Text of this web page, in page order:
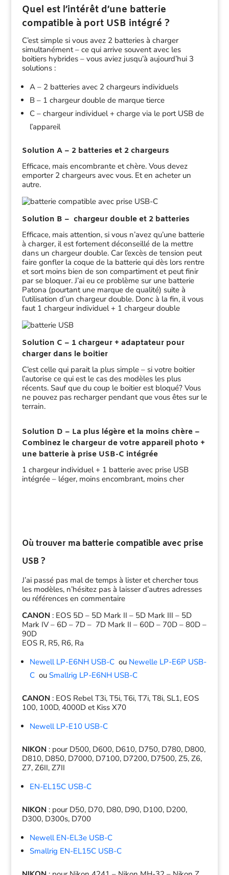
Quel est l’intérêt d’une batterie
compatible à port USB intégré ?
C’est simple si vous avez 2 batteries à charger
simultanément – ce qui arrive souvent avec les
boitiers hybrides – vous aviez jusqu’à aujourd’hui 3
solutions :
A – 2 batteries avec 2 chargeurs individuels
B – 1 chargeur double de marque tierce
C – chargeur individuel + charge via le port USB de
l’appareil
Solution A – 2 batteries et 2 chargeurs
Efficace, mais encombrante et chère. Vous devez
emporter 2 chargeurs avec vous. Et en acheter un
autre.
Solution B – chargeur double et 2 batteries
Efficace, mais attention, si vous n’avez qu’une batterie
à charger, il est fortement déconseillé de la mettre
dans un chargeur double. Car l’excès de tension peut
faire gonfler la coque de la batterie qui dès lors rentre
et sort moins bien de son compartiment et peut finir
par se bloquer. J’ai eu ce problème sur une batterie
Patona (pourtant une marque de qualité) suite à
l’utilisation d’un chargeur double. Donc à la fin, il vous
faut 1 chargeur individuel + 1 chargeur double
Solution C – 1 chargeur + adaptateur pour
charger dans le boitier
C’est celle qui parait la plus simple – si votre boitier
l’autorise ce qui est le cas des modèles les plus
récents. Sauf que du coup le boitier est bloqué? Vous
ne pouvez pas recharger pendant que vous êtes sur le
terrain.
Solution D – La plus légère et la moins chère –
Combinez le chargeur de votre appareil photo +
une batterie à prise USB-C intégrée
1 chargeur individuel + 1 batterie avec prise USB
intégrée – léger, moins encombrant, moins cher
Où trouver ma batterie compatible avec prise
USB ?
J’ai passé pas mal de temps à lister et chercher tous
les modèles, n’hésitez pas à laisser d’autres adresses
ou références en commentaire
CANON : EOS 5D – 5D Mark II – 5D Mark III – 5D
Mark IV – 6D – 7D – 7D Mark II – 60D – 70D – 80D –
90D
EOS R, R5, R6, Ra
Newell LP-E6NH USB-Cou Newelle LP-E6P USB-
Cou Smallrig LP-E6NH USB-C
CANON : EOS Rebel T3i, T5i, T6i, T7i, T8i, SL1, EOS
100, 100D, 4000D et Kiss X70
Newell LP-E10 USB-C
NIKON : pour D500, D600, D610, D750, D780, D800,
D810, D850, D7000, D7100, D7200, D7500, Z5, Z6,
Z7, Z6II, Z7II
EN-EL15C USB-C
NIKON : pour D50, D70, D80, D90, D100, D200,
D300, D300s, D700
Newell EN-EL3e USB-C
Smallrig EN-EL15C USB-C